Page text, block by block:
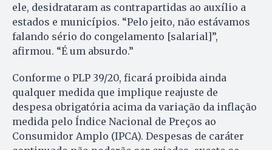
ele, desidrataram as contrapartidas ao auxílio a
estados e municípios. “Pelo jeito, não estávamos
falando sério do congelamento [salarial]”,
afirmou. “É um absurdo.”
Conforme o PLP 39/20, ficará proibida ainda
qualquer medida que implique reajuste de
despesa obrigatória acima da variação da inflação
medida pelo Índice Nacional de Preços ao
Consumidor Amplo (IPCA). Despesas de caráter